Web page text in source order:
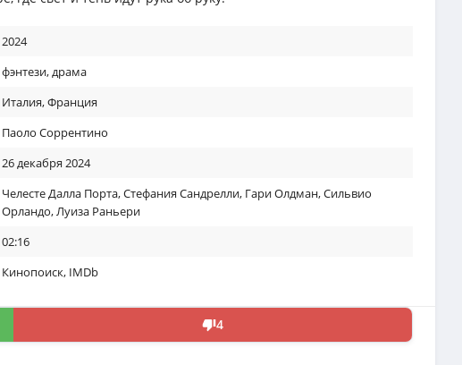
2024
фэнтези,драма
Италия,Франция
Паоло Соррентино
26 декабря 2024
Челесте Далла Порта,Стефания Сандрелли, Гари Олдман,Сильвио
Орландо,Луиза Раньери
02:16
Кинопоиск, IMDb
4